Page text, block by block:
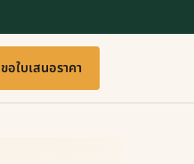
ขอใบเสนอราคา